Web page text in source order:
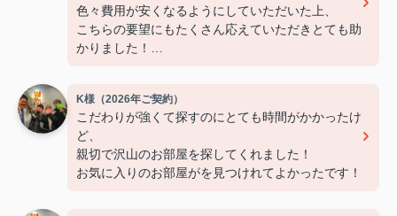
色々費用が安くなるようにしていただいた上、
こちらの要望にもたくさん応えていただきとても助
かりました！
K様（2026年ご契約）
こだわりが強くて探すのにとても時間がかかったけ
ど、
親切で沢山のお部屋を探してくれました！
お気に入りのお部屋がを見つけれてよかったです！